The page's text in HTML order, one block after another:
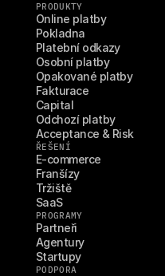
PRODUKTY
Online platby
Pokladna
Platební odkazy
Osobní platby
Opakované platby
Fakturace
Capital
Odchozí platby
Acceptance & Risk
ŘEŠENÍ
E-commerce
Franšízy
Tržiště
SaaS
PROGRAMY
Partneři
Agentury
Startupy
PODPORA